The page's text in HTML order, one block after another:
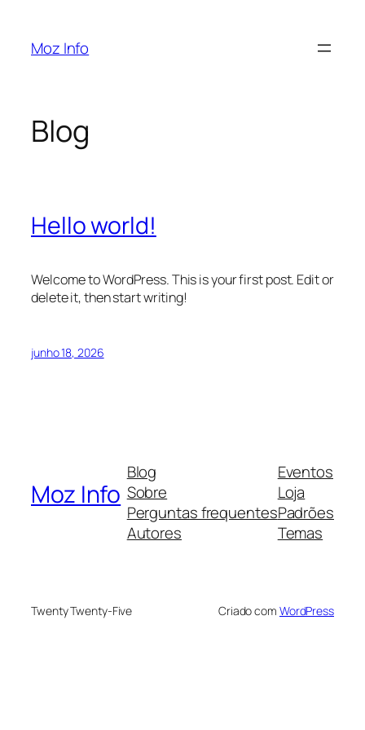
Moz Info
Blog
Hello world!
Welcome to WordPress. This is your first post. Edit or
delete it, then start writing!
junho 18, 2026
Moz Info
Blog
Sobre
Perguntas frequentes
Autores
Eventos
Loja
Padrões
Temas
Twenty Twenty-Five Criado com WordPress